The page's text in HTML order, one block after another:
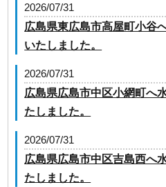
2026/07/31
広島県東広島市高屋町小谷
いたしました。
2026/07/31
広島県広島市中区小網町へ
たしました。
2026/07/31
広島県広島市中区吉島西へ
たしました。